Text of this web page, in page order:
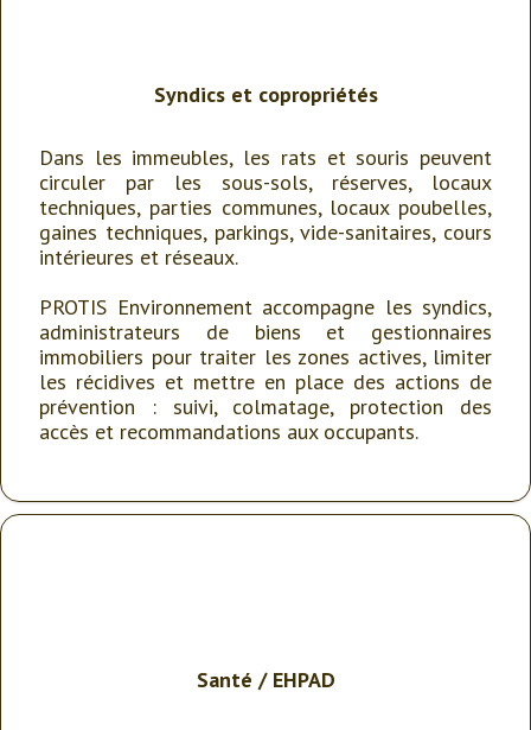
Syndics et copropriétés
Dans les immeubles, les rats et souris peuvent
circuler par les sous-sols, réserves, locaux
techniques, parties communes, locaux poubelles,
gaines techniques, parkings, vide-sanitaires, cours
intérieures et réseaux.
PROTIS Environnement accompagne les syndics,
administrateurs de biens et gestionnaires
immobiliers pour traiter les zones actives, limiter
les récidives et mettre en place des actions de
prévention : suivi, colmatage, protection des
accès et recommandations aux occupants.
Santé /EHPAD